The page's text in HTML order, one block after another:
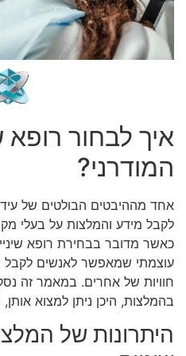
איך לבחור רופא
המודרני?
אחד מההיבטים הבולטים של
לקבל מידע והמלצות על בעלי
כאשר מדובר בבחירת רופא
עוצמתי שמאפשר לאנשים
חוויות של אחרים. במאמר זה
בהמלצות, היכן ניתן למצוא אותן,
היתרונות של